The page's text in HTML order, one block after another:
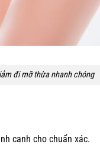
đi mỡ thừa nhanh chóng
canh cho chuẩn xác.